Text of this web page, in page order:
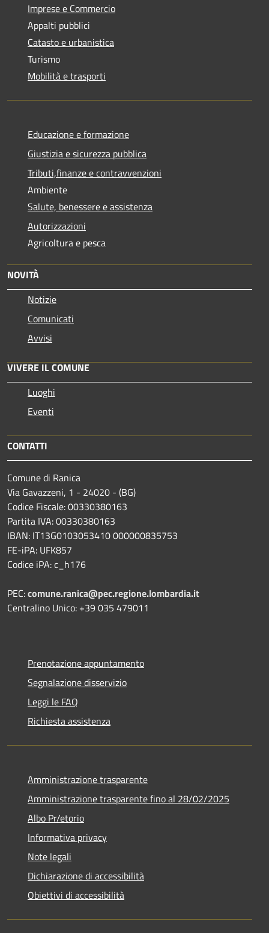
Imprese e Commercio
Appalti pubblici
Catasto e urbanistica
Turismo
Mobilità e trasporti
Educazione e formazione
Giustizia e sicurezza pubblica
Tributi,finanze e contravvenzioni
Ambiente
Salute, benessere e assistenza
Autorizzazioni
Agricoltura e pesca
NOVITÀ
Notizie
Comunicati
Avvisi
VIVERE IL COMUNE
Luoghi
Eventi
CONTATTI
Comune di Ranica
Via Gavazzeni, 1 - 24020 - (BG)
Codice Fiscale: 00330380163
Partita IVA: 00330380163
IBAN: IT13G0103053410 000000835753
FE-iPA: UFK857
Codice iPA: c_h176
PEC:comune.ranica@pec.regione.lombardia.it
Centralino Unico: +39 035 479011
Prenotazione appuntamento
Segnalazione disservizio
Leggi le FAQ
Richiesta assistenza
Amministrazione trasparente
Amministrazione trasparente fino al 28/02/2025
Albo Pr/etorio
Informativa privacy
Note legali
Dichiarazione di accessibilità
Obiettivi di accessibilità